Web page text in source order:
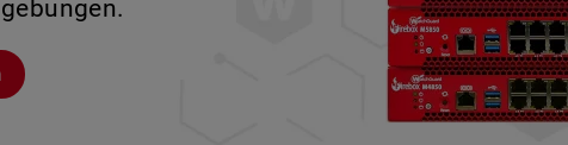
EDR kennen